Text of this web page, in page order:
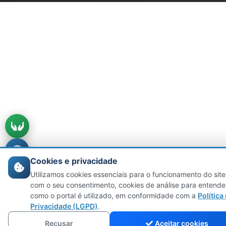
VIAS URBANAS SOBRE LEITO NATURAL EM
CBUQ, DE 19.710,77M² (LOTE 02)
Construção Em Andamento
EXECUÇÃO DE PAVIMENTAÇÃO ASFALTICA DE
VIAS URBANAS SOBRE LEITO NATURAL EM
Cookies e privacidade
Utilizamos cookies essenciais para o funcionamento do
com o seu consentimento, cookies de análise para
como o portal é utilizado, em conformidade com a Política
Privacidade (LGPD).
Recusar
Aceitar cookies